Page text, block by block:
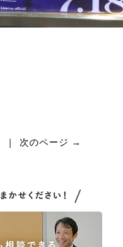
次のページ →